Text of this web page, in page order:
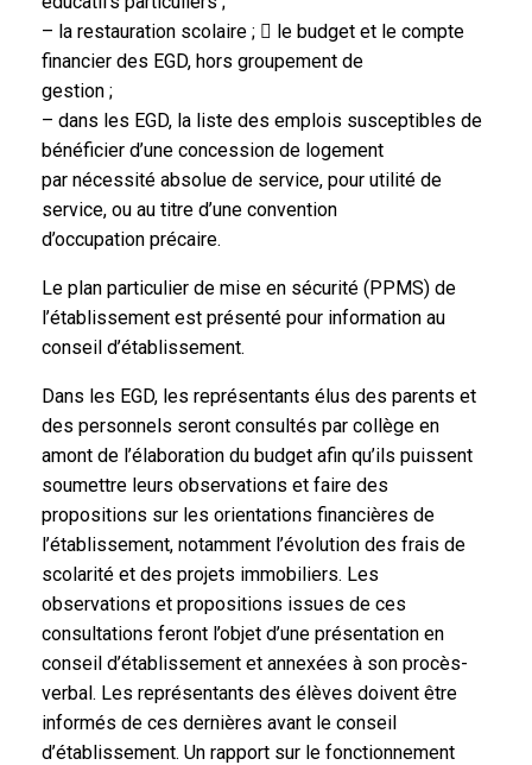
– la restauration scolaire ;  le budget et le compte
financier des EGD, hors groupement de
gestion ;
– dans les EGD, la liste des emplois susceptibles de
bénéficier d’une concession de logement
par nécessité absolue de service, pour utilité de
service, ou au titre d’une convention
d’occupation précaire.
Le plan particulier de mise en sécurité (PPMS) de
l’établissement est présenté pour information au
conseil d’établissement.
Dans les EGD, les représentants élus des parents et
des personnels seront consultés par collège en
amont de l’élaboration du budget afin qu’ils puissent
soumettre leurs observations et faire des
propositions sur les orientations financières de
l’établissement, notamment l’évolution des frais de
scolarité et des projets immobiliers. Les
observations et propositions issues de ces
consultations feront l’objet d’une présentation en
conseil d’établissement et annexées à son procès-
verbal. Les représentants des élèves doivent être
informés de ces dernières avant le conseil
d’établissement. Un rapport sur le fonctionnement